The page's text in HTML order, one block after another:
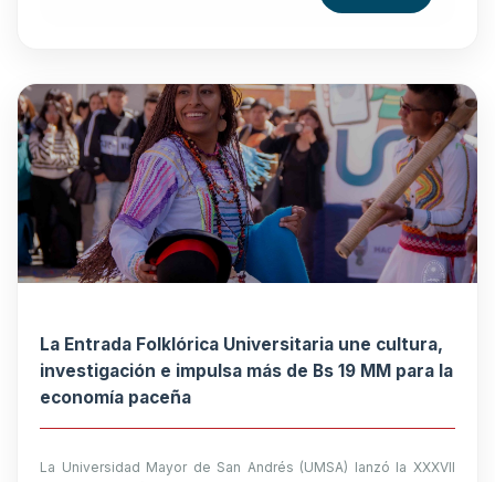
La Entrada Folklórica Universitaria une cultura,
investigación e impulsa más de Bs 19 MM para la
economía paceña
La Universidad Mayor de San Andrés (UMSA) lanzó la XXXVII